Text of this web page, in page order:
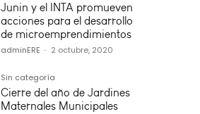
Junin y el INTA promueven
acciones para el desarrollo
de microemprendimientos
adminERE - 2 octubre, 2020
Sin categoría
Cierre del año de Jardines
Maternales Municipales